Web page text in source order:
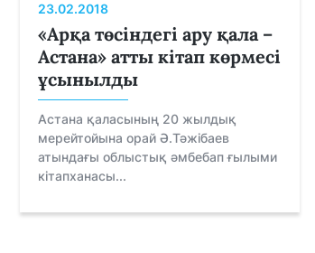
23.02.2018
«Арқа төсіндегі ару қала –
Астана» атты кітап көрмесі
ұсынылды
Астана қаласының 20 жылдық
мерейтойына орай Ә.Тәжібаев
атындағы облыстық әмбебап ғылыми
кітапханасы...